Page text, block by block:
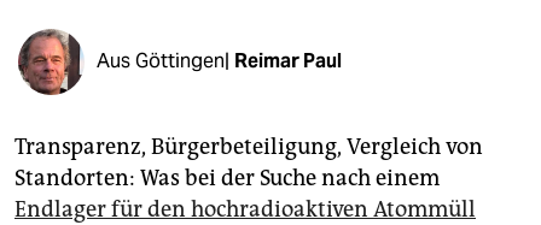
shop
fragen & hilfe
unterstützen
abo
Aus Göttingen| Reimar Paul
Transparenz, Bürgerbeteiligung, Vergleich von
Standorten: Was bei der Suche nach einem
Endlager für den hochradioaktiven Atommüll